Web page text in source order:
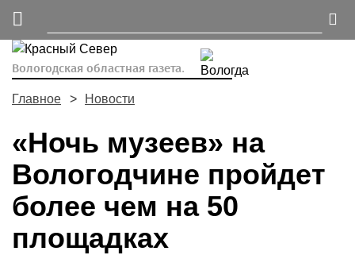
Вологодская областная газета.
Главное Новости
«Ночь музеев» на
Вологодчине пройдет
более чем на 50
площадках